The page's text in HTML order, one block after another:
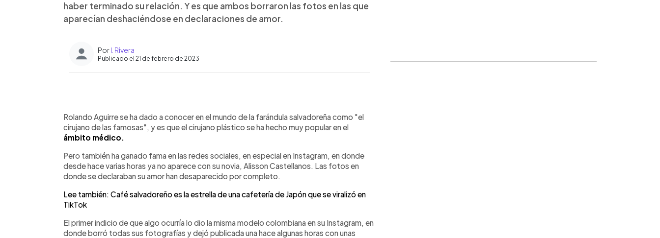
haber terminado su relación. Y es que ambos borraron las fotos en las que
aparecían deshaciéndose en declaraciones de amor.
PorI. Rivera
Publicado el 21 de febrero de 2023
► Escuchar artículo
Rolando Aguirre se ha dado a conocer en el mundo de la farándula salvadoreña como "el
cirujano de las famosas", y es que el cirujano plástico se ha hecho muy popular en el
ámbito médico.
Pero también ha ganado fama en las redes sociales, en especial en Instagram, en donde
desde hace varias horas ya no aparece con su novia, Alisson Castellanos. Las fotos en
donde se declaraban su amor han desaparecido por completo.
Lee también: Café salvadoreño es la estrella de una cafetería de Japón que se viralizó en
TikTok
El primer indicio de que algo ocurría lo dio la misma modelo colombiana en su Instagram, en
donde borró todas sus fotografías y dejó publicada una hace algunas horas con unas